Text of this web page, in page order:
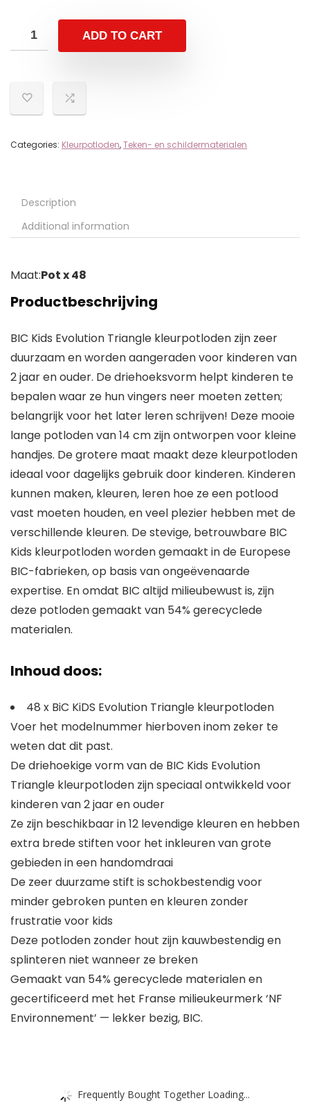
ADD TO CART
Categories: Kleurpotloden,Teken- en schildermaterialen
Description
Additional information
Maat:Pot x 48
Productbeschrijving
BIC Kids Evolution Triangle kleurpotloden zijn zeer
duurzaam en worden aangeraden voor kinderen van
2 jaar en ouder. De driehoeksvorm helpt kinderen te
bepalen waar ze hun vingers neer moeten zetten;
belangrijk voor het later leren schrijven! Deze mooie
lange potloden van 14 cm zijn ontworpen voor kleine
handjes. De grotere maat maakt deze kleurpotloden
ideaal voor dagelijks gebruik door kinderen. Kinderen
kunnen maken, kleuren, leren hoe ze een potlood
vast moeten houden, en veel plezier hebben met de
verschillende kleuren. De stevige, betrouwbare BIC
Kids kleurpotloden worden gemaakt in de Europese
BIC-fabrieken, op basis van ongeëvenaarde
expertise. En omdat BIC altijd milieubewust is, zijn
deze potloden gemaakt van 54% gerecyclede
materialen.
Inhoud doos:
48 x BiC KiDS Evolution Triangle kleurpotloden
Voer het modelnummer hierboven inom zeker te
weten dat dit past.
De driehoekige vorm van de BIC Kids Evolution
Triangle kleurpotloden zijn speciaal ontwikkeld voor
kinderen van 2 jaar en ouder
Ze zijn beschikbaar in 12 levendige kleuren en hebben
extra brede stiften voor het inkleuren van grote
gebieden in een handomdraai
De zeer duurzame stift is schokbestendig voor
minder gebroken punten en kleuren zonder
frustratie voor kids
Deze potloden zonder hout zijn kauwbestendig en
splinteren niet wanneer ze breken
Gemaakt van 54% gerecyclede materialen en
gecertificeerd met het Franse milieukeurmerk ‘NF
Environnement’ — lekker bezig, BIC.
Frequently Bought Together Loading...